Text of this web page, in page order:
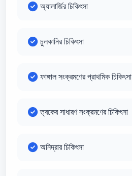
অ্যালার্জির চিকিৎসা
চুলকানির চিকিৎসা
ফাঙ্গাল সংক্রমণের প্রাথমিক চিকিৎসা
ত্বকের সাধারণ সংক্রমণের চিকিৎসা
অনিদ্রার চিকিৎসা